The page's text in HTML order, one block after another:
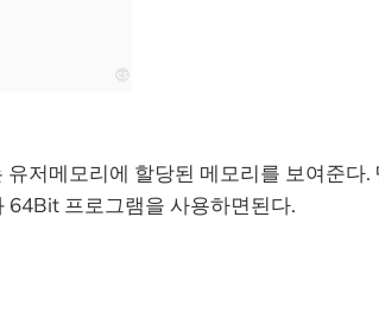
cs
저메모리에 할당된 메모리를 보여준다.
64Bit 프로그램을 사용하면된다.